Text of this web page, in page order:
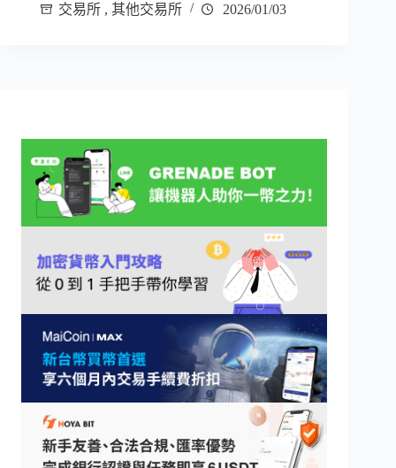
交易所 , 其他交易所 2026/01/03